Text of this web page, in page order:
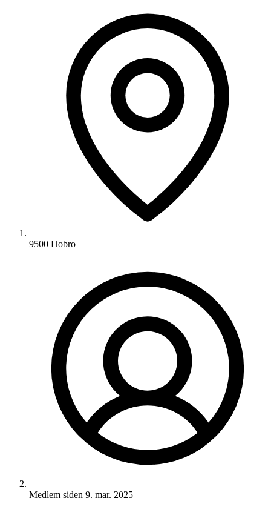
9500 Hobro
Medlem siden 9. mar. 2025